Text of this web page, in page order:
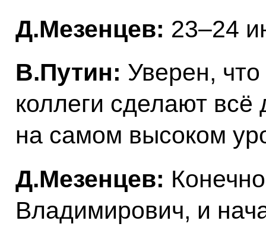
Д.Мезенцев: 23–24
В.Путин: Уверен,
коллеги сделают
на самом высоком
Д.Мезенцев:
Владимирович, и